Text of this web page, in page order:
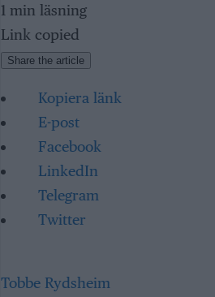
1 min läsning
Link copied
Share the article
Kopiera länk
E-post
Facebook
LinkedIn
Telegram
Twitter
Tobbe Rydsheim